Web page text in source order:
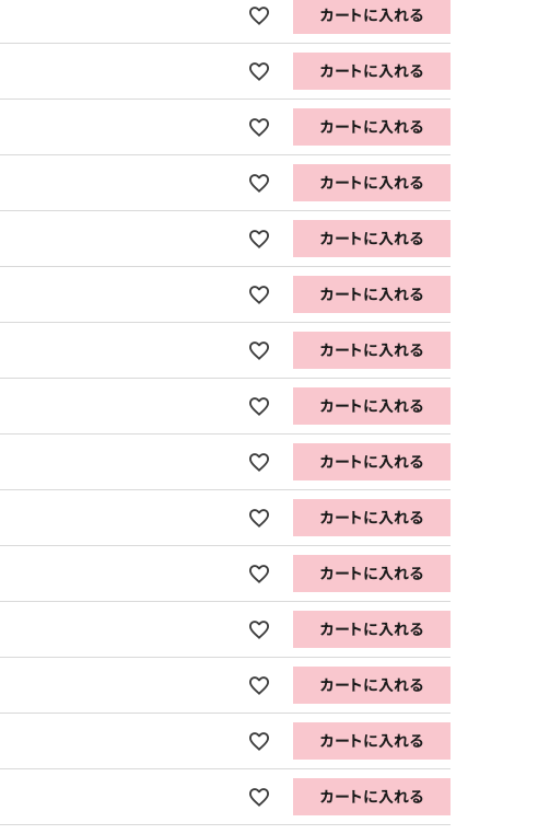
カートに入れる
カートに入れる
カートに入れる
カートに入れる
カートに入れる
カートに入れる
カートに入れる
カートに入れる
カートに入れる
カートに入れる
カートに入れる
カートに入れる
カートに入れる
カートに入れる
カートに入れる